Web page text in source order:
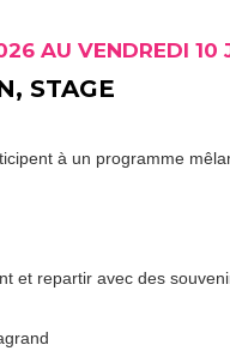
AU VENDREDI
STAGE
à un programme
et repartir avec des